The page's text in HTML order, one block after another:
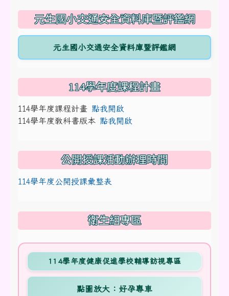
元生國小交通安全資料庫暨評鑑網
元生國小交通安全資料庫暨評鑑網
114學年度課程計畫
114學年度課程計畫 點我開啟
114學年度教科書版本 點我開啟
公開授課活動辦理時間
114學年度公開授課彙整表
衛生組專區
114學年度健康促進學校輔導訪視專區
點圖放大：好孕專車